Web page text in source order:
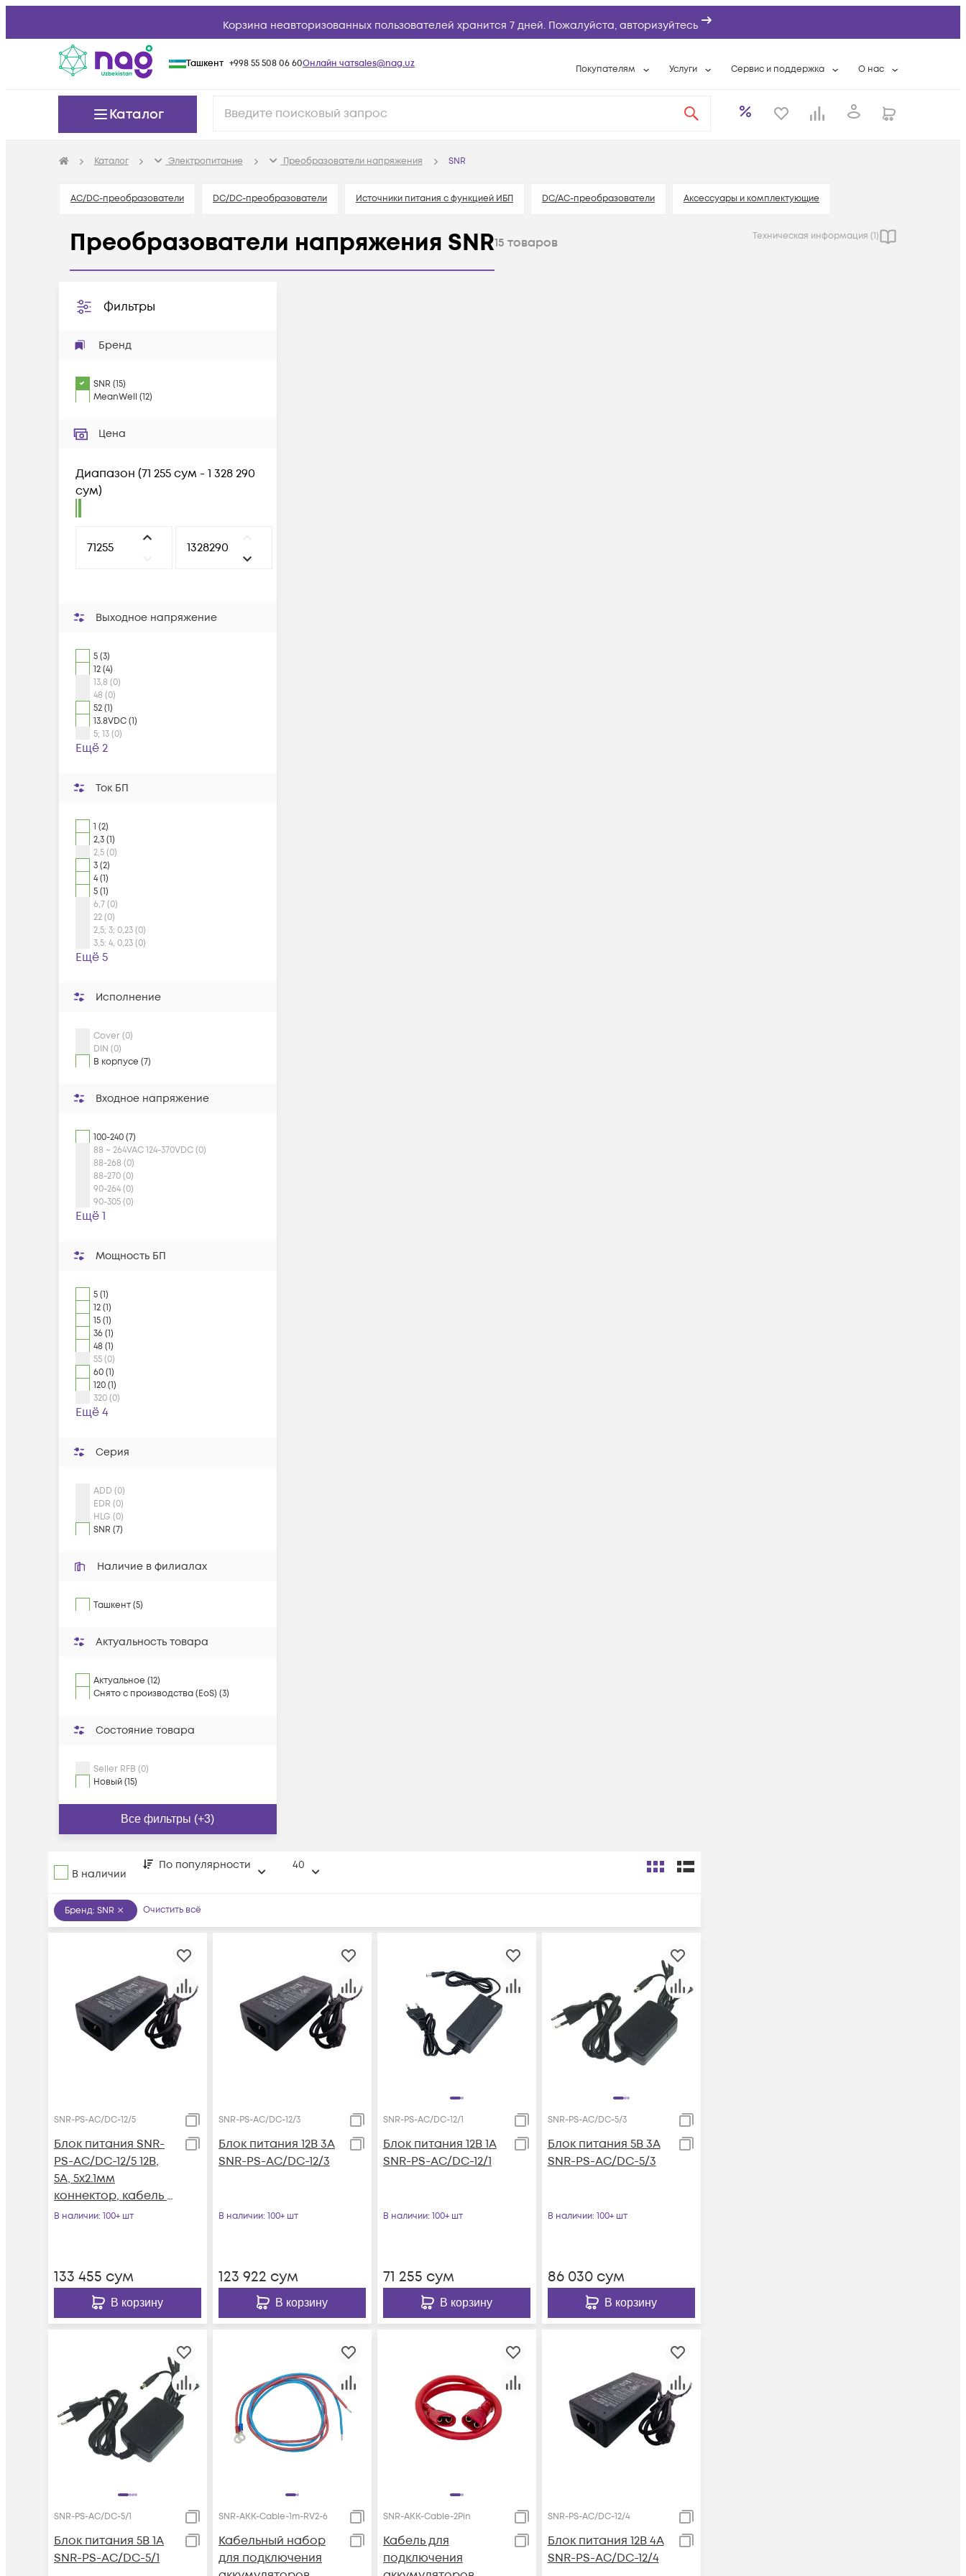
Корзина неавторизованных пользователей хранится 7 дней. Пожалуйста, авторизуйтесь
Ташкент +998 55 508 06 60Онлайн чатsales@nag.uz Покупателям
Техническая поддержка
Услуги
Расширенная гарантия
Сервис и поддержка
Разовые выездные работы
О нас
Контактная
Каталог
Каталог Электропитание Преобразователи напряжения SNR
AC/DC-преобразователи DC/DC-преобразователи Источники питания c функцией ИБП DC/AC-преобразователи Аксессуары и комплектующие
Преобразователи напряжения SNR15 товаров Техническая информация (1)
Фильтры
Бренд
SNR (15)
MeanWell (12)
Цена
Диапазон (71 255 сум - 1 328 290
сум)
Выходное напряжение
5 (3)
12 (4)
13,8 (0)
48 (0)
52 (1)
13.8VDC (1)
5; 13 (0)
Ещё 2
Ток БП
1 (2)
2,3 (1)
2,5 (0)
3 (2)
4 (1)
5 (1)
6,7 (0)
22 (0)
2,5; 3; 0,23 (0)
3,5: 4, 0,23 (0)
Ещё 5
Исполнение
Cover (0)
DIN (0)
В корпусе (7)
Входное напряжение
100-240 (7)
88 ~ 264VAC 124-370VDC (0)
88-268 (0)
88-270 (0)
90-264 (0)
90-305 (0)
Ещё 1
Мощность БП
5 (1)
12 (1)
15 (1)
36 (1)
48 (1)
55 (0)
60 (1)
120 (1)
320 (0)
Ещё 4
Серия
ADD (0)
EDR (0)
HLG (0)
SNR (7)
Наличие в филиалах
Ташкент (5)
Актуальность товара
Актуальное (12)
Снято с производства (EoS) (3)
Состояние товара
Seller RFB (0)
Новый (15)
Все фильтры (+3)
В наличии
По популярности 40
Бренд: SNR Очистить всё
SNR-PS-AC/DC-12/5
Блок питания SNR-
PS-AC/DC-12/5 12В,
5А, 5x2.1мм
коннектор, кабель с
вилкой для подкл. к
В наличии: 100+ шт
133 455 сум
В корзину
SNR-PS-AC/DC-12/3
Блок питания 12В 3А
SNR-PS-AC/DC-12/3
В наличии: 100+ шт
123 922 сум
В корзину
SNR-PS-AC/DC-12/1
Блок питания 12В 1А
SNR-PS-AC/DC-12/1
В наличии: 100+ шт
71 255 сум
В корзину
SNR-PS-AC/DC-5/3
Блок питания 5В 3А
SNR-PS-AC/DC-5/3
В наличии: 100+ шт
86 030сум
В корзину
SNR-PS-AC/DC-5/1
Блок питания 5В 1А
SNR-PS-AC/DC-5/1
SNR-AKK-Cable-1m-RV2-6
Кабельный набор
для подключения
SNR-AKK-Cable-2Pin
Кабель для
подключения
SNR-PS-AC/DC-12/4
Блок питания 12В 4А
SNR-PS-AC/DC-12/4